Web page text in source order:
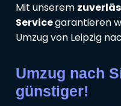
Mit unserem
Servicegarantieren
Umzug von Leipzig
Umzug nach
günstiger!